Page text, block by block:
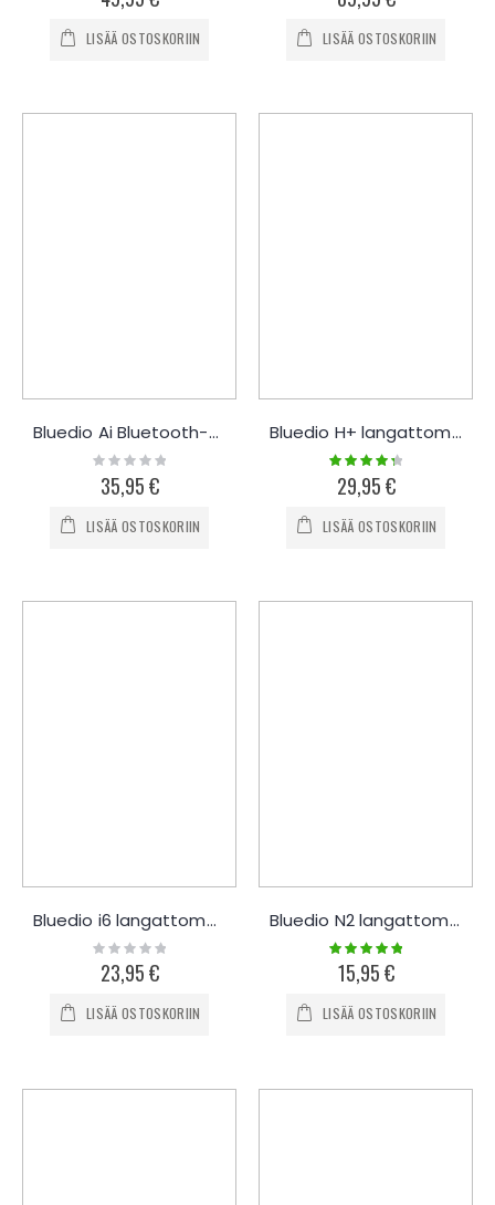
LISÄÄ OSTOSKORIIN LISÄÄ OSTOSKORIIN
Bluedio Ai Bluetooth-kuulokkeet mikrofonilla
Rating:
0%
35,95 €
LISÄÄ OSTOSKORIIN
Bluedio H+ langattomat kuulokkeet
Rating:
90%
29,95 €
LISÄÄ OSTOSKORIIN
Bluedio i6 langattomat kuulokkeet
Rating:
0%
23,95 €
LISÄÄ OSTOSKORIIN
Bluedio N2 langattomat kuulokkeet
Rating:
100%
15,95 €
LISÄÄ OSTOSKORIIN